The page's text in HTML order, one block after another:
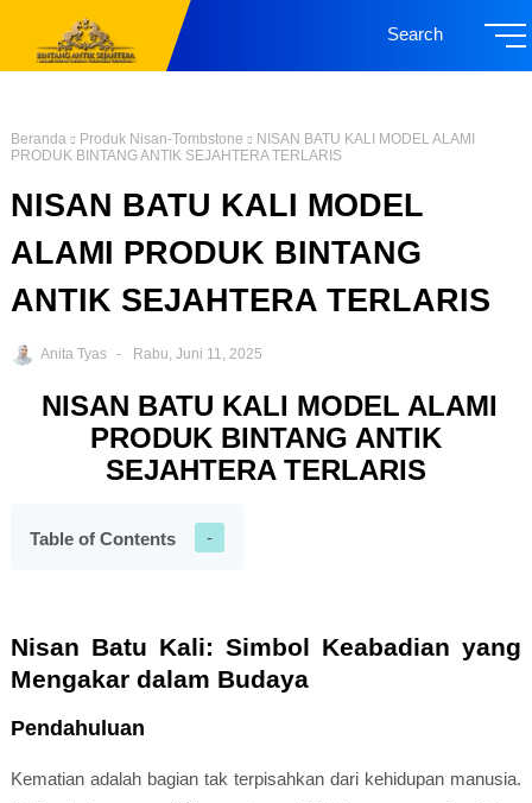
Search
Beranda Produk Nisan-Tombstone
NISAN BATU KALI MODEL ALAMI
PRODUK BINTANG ANTIK SEJAHTERA TERLARIS
NISAN BATU KALI MODEL
ALAMI PRODUK BINTANG
ANTIK SEJAHTERA TERLARIS
Anita Tyas Rabu, Juni 11, 2025
NISAN BATU KALI MODEL ALAMI
PRODUK BINTANG ANTIK
SEJAHTERA TERLARIS
Table of Contents
Nisan Batu Kali: Simbol Keabadian yang
Mengakar dalam Budaya
Pendahuluan
Kematian adalah bagian tak terpisahkan dari kehidupan manusia.